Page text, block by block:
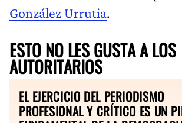
González Urrutia.
ESTO NO LES GUSTA A LOS
AUTORITARIOS
EL EJERCICIO DEL PERIODISMO
PROFESIONAL Y CRÍTICO ES UN